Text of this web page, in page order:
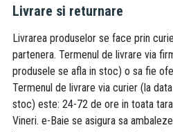
Livrare si returnare
Livrarea produselor se face prin
partenera. Termenul de livrare via
produsele se afla in stoc) o sa fie
Termenul de livrare via curier (la
stoc) este: 24-72 de ore in toata
Vineri. e-Baie se asigura sa